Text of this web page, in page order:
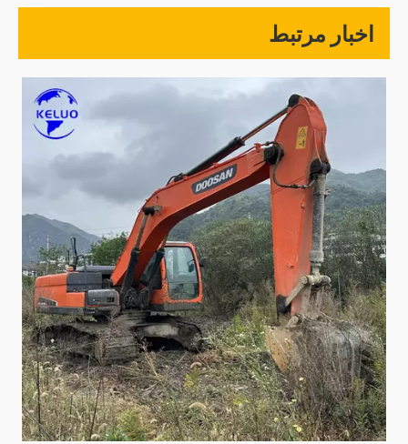
English
اخبار مرتبط